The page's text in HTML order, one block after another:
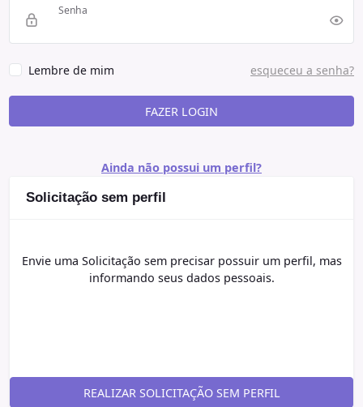
Senha
esqueceu a senha?
Lembre de mim
FAZER LOGIN
Ainda não possui um perfil?
Solicitação sem perfil
Envie uma Solicitação sem precisar possuir um perfil, mas
informando seus dados pessoais.
REALIZAR SOLICITAÇÃO SEM PERFIL